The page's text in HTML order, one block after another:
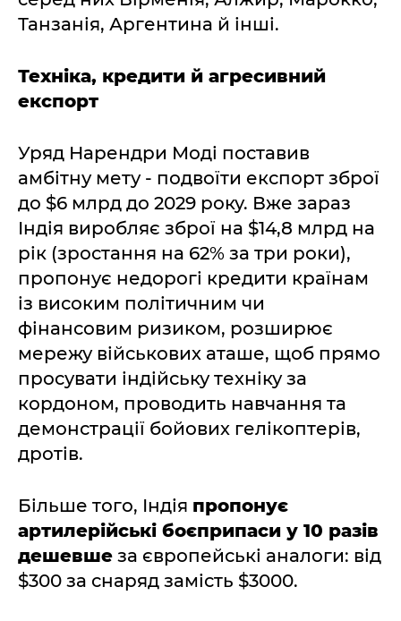
Танзанія, Аргентина й інші.
Техніка, кредити й агресивний
експорт
Уряд Нарендри Моді поставив
амбітну мету - подвоїти експорт зброї
до $6 млрд до 2029 року. Вже зараз
Індія виробляє зброї на $14,8 млрд на
рік (зростання на 62% за три роки),
пропонує недорогі кредити країнам
із високим політичним чи
фінансовим ризиком, розширює
мережу військових аташе, щоб прямо
просувати індійську техніку за
кордоном, проводить навчання та
демонстрації бойових гелікоптерів,
дротів.
Більше того, Індія пропонує
артилерійські боєприпаси у 10 разів
дешевше за європейські аналоги: від
$300 за снаряд замість $3000.